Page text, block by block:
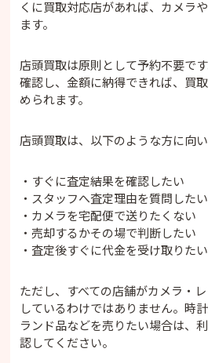
くに買取対応店があれば、カメラ
ます。
店頭買取は原則として予約不要で
確認し、金額に納得できれば、買
められます。
店頭買取は、以下のような方に向い
・すぐに査定結果を確認したい
・スタッフへ査定理由を質問したい
・カメラを宅配便で送りたくない
・売却するかその場で判断したい
・査定後すぐに代金を受け取りたい
ただし、すべての店舗がカメラ・
しているわけではありません。時
ランド品などを売りたい場合は、
認してください。